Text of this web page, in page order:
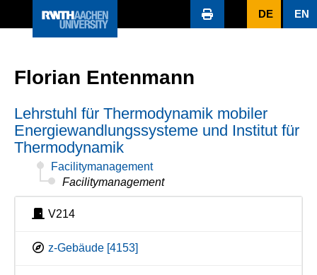
DE EN
Florian Entenmann
Lehrstuhl für Thermodynamik mobiler
Energiewandlungssysteme und Institut für
Thermodynamik
Facilitymanagement
Facilitymanagement
V214
z-Gebäude [4153]